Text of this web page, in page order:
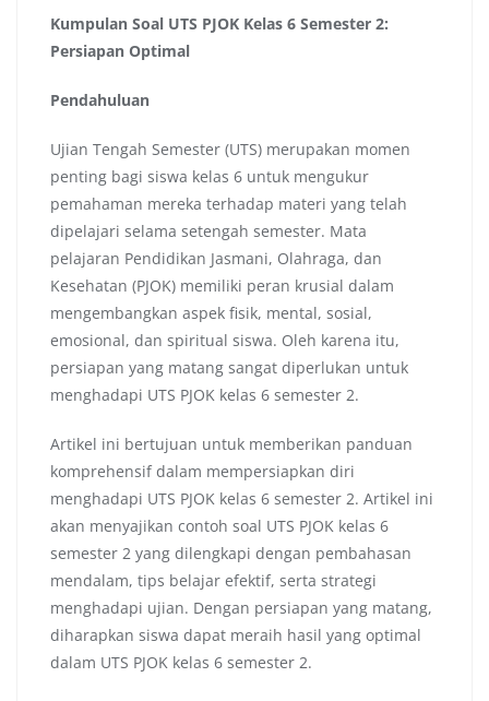
Kumpulan Soal UTS PJOK Kelas 6 Semester 2:
Persiapan Optimal
Pendahuluan
Ujian Tengah Semester (UTS) merupakan momen
penting bagi siswa kelas 6 untuk mengukur
pemahaman mereka terhadap materi yang telah
dipelajari selama setengah semester. Mata
pelajaran Pendidikan Jasmani, Olahraga, dan
Kesehatan (PJOK) memiliki peran krusial dalam
mengembangkan aspek fisik, mental, sosial,
emosional, dan spiritual siswa. Oleh karena itu,
persiapan yang matang sangat diperlukan untuk
menghadapi UTS PJOK kelas 6 semester 2.
Artikel ini bertujuan untuk memberikan panduan
komprehensif dalam mempersiapkan diri
menghadapi UTS PJOK kelas 6 semester 2. Artikel ini
akan menyajikan contoh soal UTS PJOK kelas 6
semester 2 yang dilengkapi dengan pembahasan
mendalam, tips belajar efektif, serta strategi
menghadapi ujian. Dengan persiapan yang matang,
diharapkan siswa dapat meraih hasil yang optimal
dalam UTS PJOK kelas 6 semester 2.